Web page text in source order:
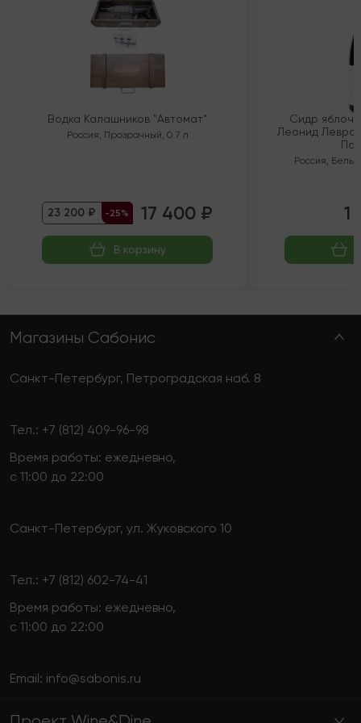
Водка Калашников "Автомат"
Россия, Прозрачный, 0.7 л
23 200 ₽ -25% 17 400 ₽
В корзину
Сидр
Леонид
Россия, Белый
1
Магазины Сабонис
Санкт-Петербург, Петроградская наб. 8
Тел.: +7 (812) 409-96-98
Время работы: ежедневно,
с 11:00 до 22:00
Санкт-Петербург, ул. Жуковского 10
Тел.: +7 (812) 602-74-41
Время работы: ежедневно,
с 11:00 до 22:00
Email: info@sabonis.ru